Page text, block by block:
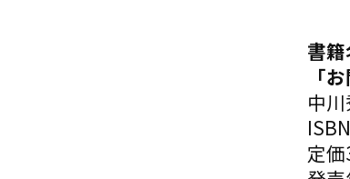
書籍
「
中
定価